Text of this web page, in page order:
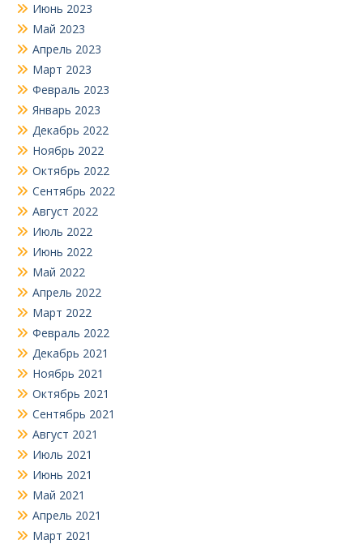
Июнь 2023
Май 2023
Апрель 2023
Март 2023
Февраль 2023
Январь 2023
Декабрь 2022
Ноябрь 2022
Октябрь 2022
Сентябрь 2022
Август 2022
Июль 2022
Июнь 2022
Май 2022
Апрель 2022
Март 2022
Февраль 2022
Декабрь 2021
Ноябрь 2021
Октябрь 2021
Сентябрь 2021
Август 2021
Июль 2021
Июнь 2021
Май 2021
Апрель 2021
Март 2021